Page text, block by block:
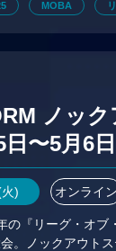
MOBA
ノッ
〜5月6日
) オンライン
の『リーグ・オ
。ノックアウト